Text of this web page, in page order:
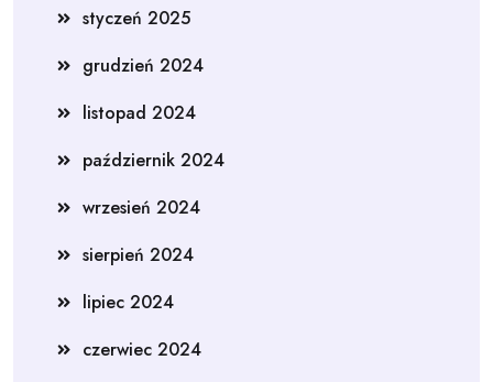
styczeń 2025
grudzień 2024
listopad 2024
październik 2024
wrzesień 2024
sierpień 2024
lipiec 2024
czerwiec 2024